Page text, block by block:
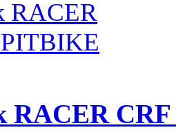
RACER